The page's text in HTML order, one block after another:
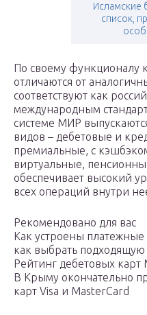
Исламские
список,
По своему функционалу
отличаются от
соответствуют как
международным
системе МИР
видов – дебетовые и
премиальные, с
виртуальные,
обеспечивает высокий
всех операций внутри
Рекомендовано для вас
Как устроены платежные
как выбрать подходящую
Рейтинг дебетовых карт
В Крыму окончательно
карт Visa и MasterCard